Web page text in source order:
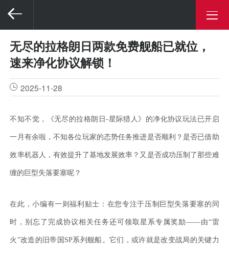
无尽的拉格朗日两款免费舰船已就位，
速来净化协议解锁！
2025-11-28
不知不觉，《无尽的拉格朗日-星际猎人》的净化协议玩法已开启
一月有余啦，不知各位玩家的态势任务推进是否顺利？是否已借助
效率机器人，有效提升了基地发展效率？又是否成功压制了那些难
缠的巨型失落要塞呢？
在此，小编有一则福利贴士：在您专注于压制巨型失落要塞的同
时，别忘了完成协议相关任务还可领取星系专属奖励——由“雷
火”改造的旧帝国SP系列舰船。它们，或许就是改变战局的关键力